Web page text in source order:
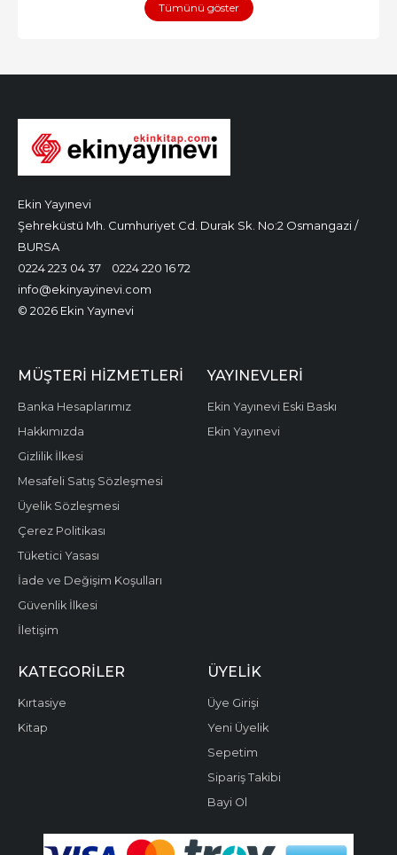
Tümünü göster
Ekin Yayınevi
Şehreküstü Mh. Cumhuriyet Cd. Durak Sk. No:2 Osmangazi /
BURSA
0224 223 04 37
0224 220 16 72
info@ekinyayinevi.com
© 2026 Ekin Yayınevi
MÜŞTERI HIZMETLERI
Banka Hesaplarımız
Hakkımızda
Gizlilik İlkesi
Mesafeli Satış Sözleşmesi
Üyelik Sözleşmesi
Çerez Politikası
Tüketici Yasası
İade ve Değişim Koşulları
Güvenlik İlkesi
İletişim
YAYINEVLERI
Ekin Yayınevi Eski Baskı
Ekin Yayınevi
KATEGORILER
Kırtasiye
Kitap
ÜYELIK
Üye Girişi
Yeni Üyelik
Sepetim
Sipariş Takibi
Bayi Ol